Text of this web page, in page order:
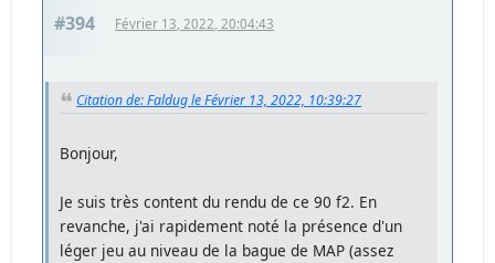
#394 Février 13, 2022, 20:04:43
Citation de: Faldug le Février 13, 2022, 10:39:27
Bonjour,
Je suis très content du rendu de ce 90 f2. En
revanche, j'ai rapidement noté la présence d'un
léger jeu au niveau de la bague de MAP (assez